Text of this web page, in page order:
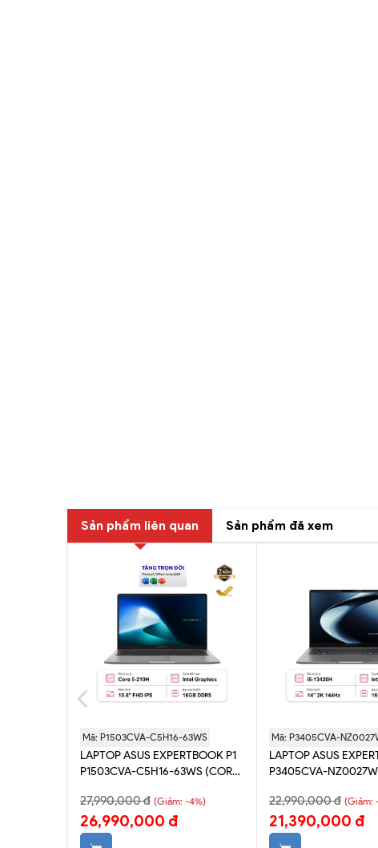
Sản phẩm liên quan Sản phẩm đã xem
Mã: P1503CVA-C5H16-63WS
LAPTOP ASUS EXPERTBOOK P1
P1503CVA-C5H16-63WS (CORE
GRAPHICS | 15.6' FHD | WIN 11 +
OFFICE HOME 2024)
27,990,000 đ (Giảm: -4%)
26,990,000 đ
Mã: P3405CVA-
LAPTOP ASUS
P3405CVA-
UHD | 14' 2K WQXGA
11)
22,990,000 đ (Giảm:
21,390,000 đ